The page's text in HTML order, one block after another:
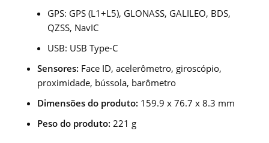
GPS: GPS (L1+L5), GLONASS, GALILEO, BDS,
QZSS, NavIC
USB: USB Type-C
Sensores: Face ID, acelerômetro, giroscópio,
proximidade, bússola, barômetro
Dimensões do produto: 159.9 x 76.7 x 8.3 mm
Peso do produto: 221 g